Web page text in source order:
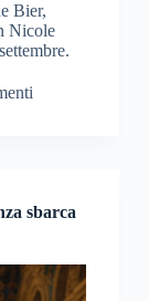
Bier,
Nicole
sbarca